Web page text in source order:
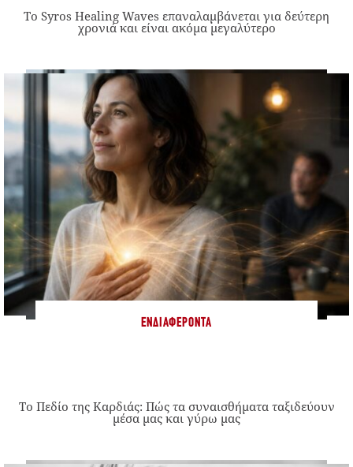
Το Syros Healing Waves επαναλαμβάνεται για δεύτερη
χρονιά και είναι ακόμα μεγαλύτερο
ΕΝΔΙΑΦΈΡΟΝΤΑ
Το Πεδίο της Καρδιάς: Πώς τα συναισθήματα ταξιδεύουν
μέσα μας και γύρω μας